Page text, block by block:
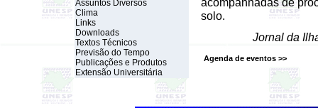
solo.
Jornal da
Agenda de eventos >>
Assuntos Diversos
Clima
Links
Downloads
Textos Técnicos
Previsão do Tempo
Publicações e Produtos
Extensão Universitária